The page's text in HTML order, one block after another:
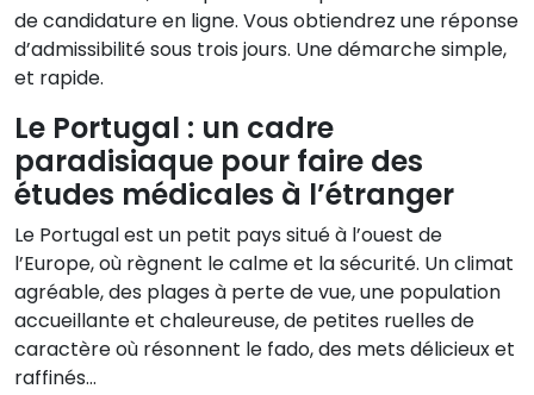
de candidature en ligne. Vous obtiendrez une réponse
d’admissibilité sous trois jours. Une démarche simple,
et rapide.
Le Portugal : un cadre
paradisiaque pour faire des
études médicales à l’étranger
Le Portugal est un petit pays situé à l’ouest de
l’Europe, où règnent le calme et la sécurité. Un climat
agréable, des plages à perte de vue, une population
accueillante et chaleureuse, de petites ruelles de
caractère où résonnent le fado, des mets délicieux et
raffinés…